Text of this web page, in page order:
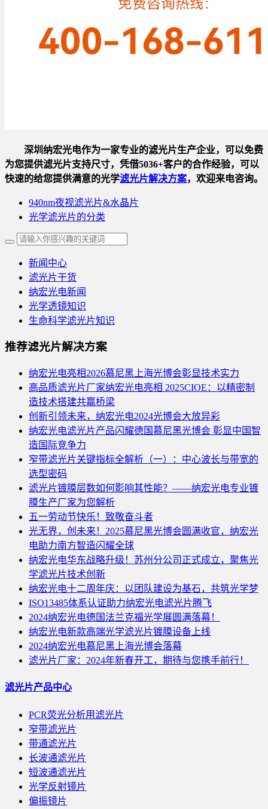
深圳纳宏光电作为一家专业的滤光片生产企业，可以免费
为您提供滤光片支持尺寸，凭借5036+客户的合作经验，可以
快速的给您提供满意的光学滤光片解决方案，欢迎来电咨询。
940nm夜视滤光片&水晶片
光学滤光片的分类
新闻中心
滤光片干货
纳宏光电新闻
光学透镜知识
生命科学滤光片知识
推荐滤光片解决方案
纳宏光电亮相2026慕尼黑上海光博会彰显技术实力
高品质滤光片厂家纳宏光电亮相 2025CIOE：以精密制
造技术搭建共赢桥梁
创新引领未来，纳宏光电2024光博会大放异彩
纳宏光电滤光片产品闪耀德国慕尼黑光博会 彰显中国智
造国际竞争力
窄带滤光片关键指标全解析（一）：中心波长与带宽的
选型密码
滤光片镀膜层数如何影响其性能？——纳宏光电专业镀
膜生产厂家为您解析
五一劳动节快乐！致敬奋斗者
光无界，创未来！2025慕尼黑光博会圆满收官，纳宏光
电助力南方智造闪耀全球
纳宏光电华东战略升级！苏州分公司正式成立，聚焦光
学滤光片技术创新
纳宏光电十二周年庆：以团队建设为基石，共筑光学梦
ISO13485体系认证助力纳宏光电滤光片腾飞
2024纳宏光电德国法兰克福光学展圆满落幕！
纳宏光电新款高端光学滤光片镀膜设备上线
2024纳宏光电慕尼黑上海光博会落幕
滤光片厂家：2024年新春开工，期待与您携手前行！
滤光片产品中心
PCR荧光分析用滤光片
窄带滤光片
带通滤光片
长波通滤光片
短波通滤光片
光学反射镜片
偏振镜片